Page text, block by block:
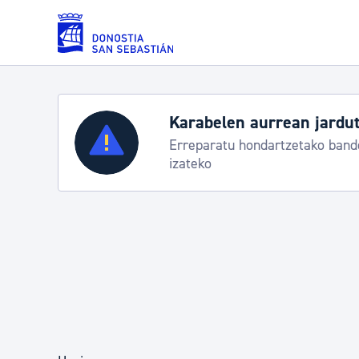
Eduki nagusira joan
Zerbitzuak
Errolda eta gai pertsonalak
Aste Nagusia 2026:
Abuztuak 8-15